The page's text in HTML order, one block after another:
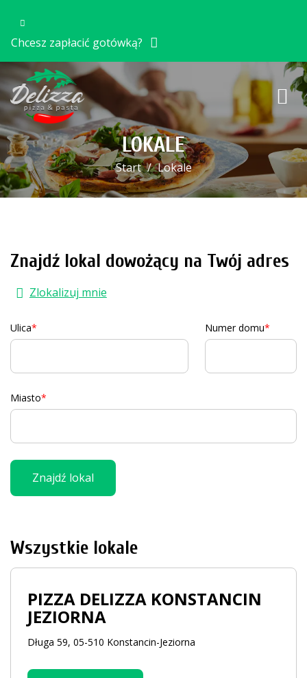
Chcesz zapłacić gotówką?
LOKALE
Start Lokale
Znajdź lokal dowożący na Twój adres
Zlokalizuj mnie
Ulica Numer domu
Miasto
Znajdź lokal
Wszystkie lokale
PIZZA DELIZZA KONSTANCIN
JEZIORNA
Długa 59, 05-510 Konstancin-Jeziorna